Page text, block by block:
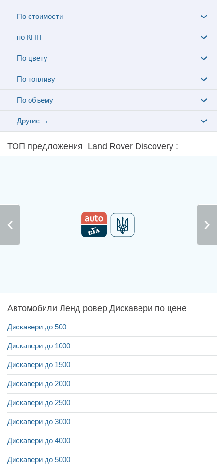
По стоимости
по КПП
По цвету
По топливу
По объему
Другие →
ТОП предложения Land Rover Discovery :
Автомобили Ленд ровер Дискавери по цене
Дискавери до 500
Дискавери до 1000
Дискавери до 1500
Дискавери до 2000
Дискавери до 2500
Дискавери до 3000
Дискавери до 4000
Дискавери до 5000